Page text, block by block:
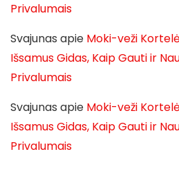
Privalumais
Svajunas apie Moki-veži
Išsamus Gidas, Kaip Gauti ir
Privalumais
Svajunas apie Moki-veži
Išsamus Gidas, Kaip Gauti ir
Privalumais